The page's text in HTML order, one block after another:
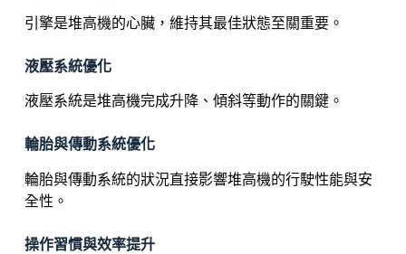
引擎是堆高機的心臟，維持其最佳狀態至關重要。
液壓系統優化
液壓系統是堆高機完成升降、傾斜等動作的關鍵。
輪胎與傳動系統優化
輪胎與傳動系統的狀況直接影響堆高機的行駛性能與安
全性。
操作習慣與效率提升